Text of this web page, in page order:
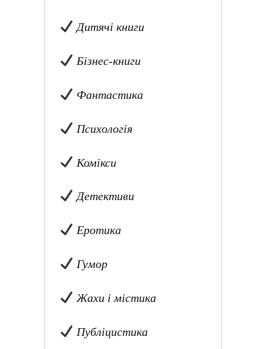
Дитячі книги
Бізнес-книги
Фантастика
Психологія
Комікси
Детективи
Еротика
Гумор
Жахи і містика
Публіцистика